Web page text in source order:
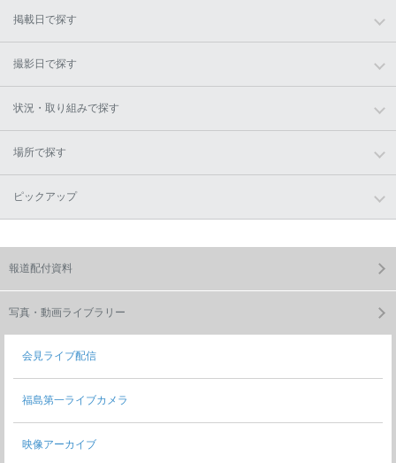
掲載日で探す
撮影日で探す
状況・取り組みで探す
場所で探す
ピックアップ
報道配付資料
写真・動画ライブラリー
会見ライブ配信
福島第一ライブカメラ
映像アーカイブ